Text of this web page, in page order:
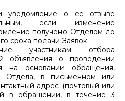
уведомление о ее отзыве
если изменение
получено Отделом до
срока подачи Заявок.
участникам отбора
объявления о проведении
на основании обращения,
Отдела, в письменном или
адрес (почтовый или
в обращении, в течение 3